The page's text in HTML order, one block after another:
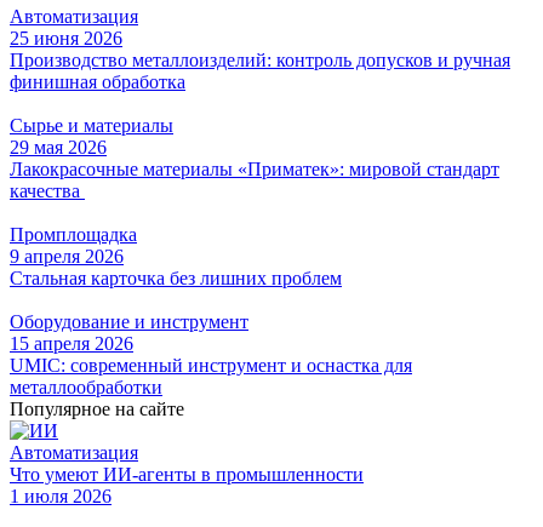
Автоматизация
25 июня 2026
Производство металлоизделий: контроль допусков и ручная
финишная обработка
Сырье и материалы
29 мая 2026
Лакокрасочные материалы «Приматек»: мировой стандарт
качества
Промплощадка
9 апреля 2026
Стальная карточка без лишних проблем
Оборудование и инструмент
15 апреля 2026
UMIC: современный инструмент и оснастка для
металлообработки
Популярное на сайте
Автоматизация
Что умеют ИИ-агенты в промышленности
1 июля 2026